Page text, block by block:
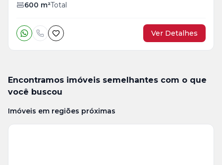
600 m²Total
Ver Detalhes
Encontramos imóveis semelhantes com o que
você buscou
Imóveis em regiões próximas